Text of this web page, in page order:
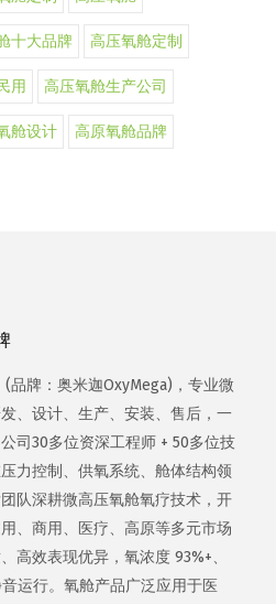
十大品牌 高压氧舱定制
用 高压氧舱生产公司
舱设计 高原氧舱品牌
品牌：奥米迦OxyMega)，专业微
、设计、生产、安装、售后，一
司30多位资深工程师 + 50多位技
力控制、供氧系统、舱体结构领
队深耕微高压氧舱氧疗技术，开
、商用、医疗、高原等多元市场
高效表现优异，氧浓度 93%+、
音运行。氧舱产品广泛应用于医